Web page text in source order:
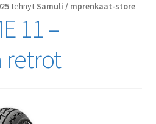
tehnyt Samuli / mprenkaat-store
11 –
retrot